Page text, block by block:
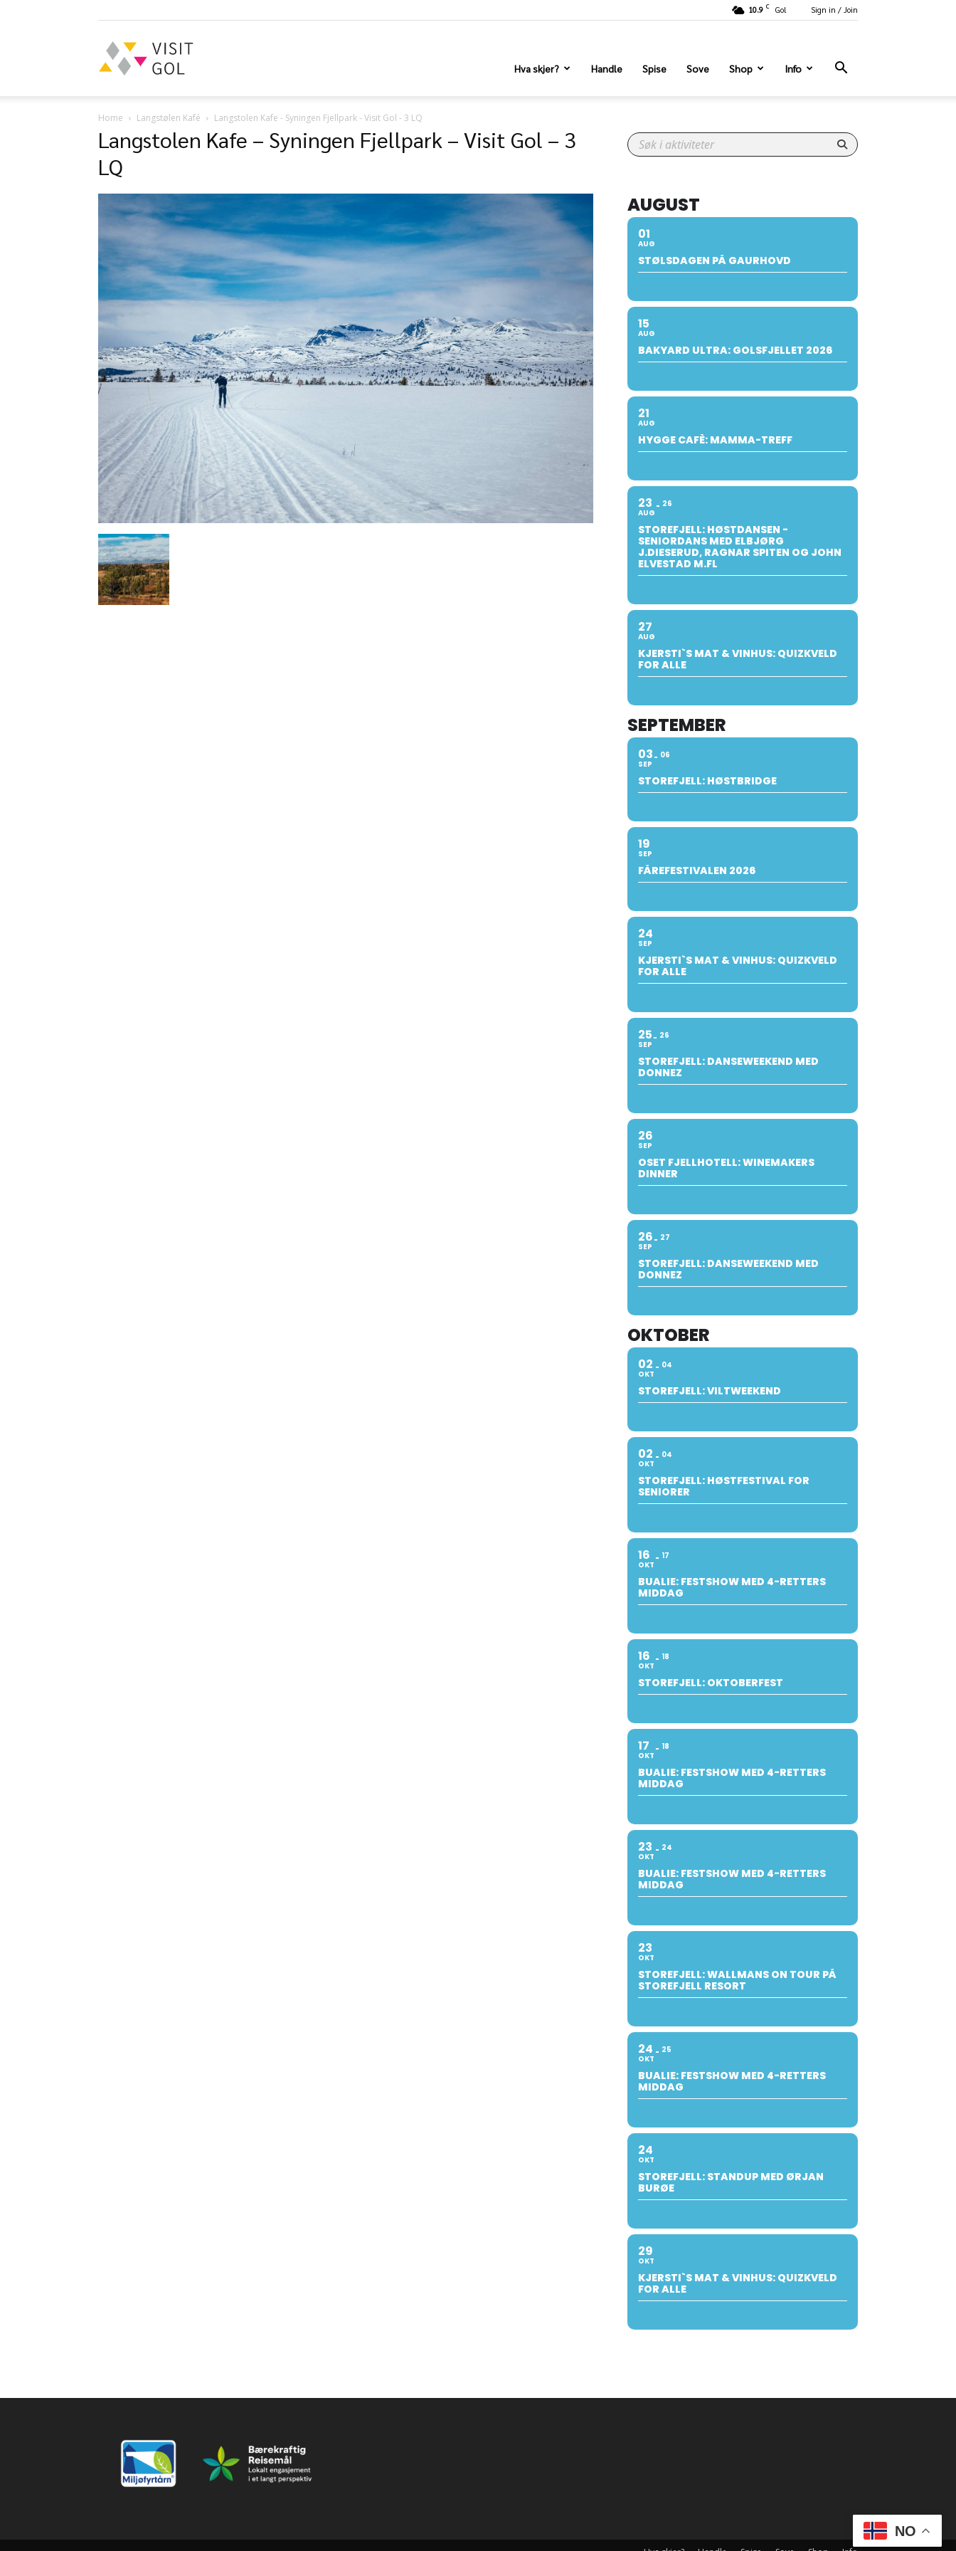
10.9 C Gol Sign in / Join
Gol
Hva skjer? Handle Spise Sove Shop Info
Home Langstølen Kafé Langstolen Kafe - Syningen Fjellpark - Visit Gol - 3 LQ
Langstolen Kafe – Syningen Fjellpark – Visit Gol – 3
LQ
AUGUST
01
AUG
STØLSDAGEN PÅ GAURHOVD
15
AUG
BAKYARD ULTRA: GOLSFJELLET 2026
21
AUG
HYGGE CAFÈ: MAMMA-TREFF
23
AUG
26
STOREFJELL: HØSTDANSEN -
SENIORDANS MED ELBJØRG
J.DIESERUD, RAGNAR SPITEN OG JOHN
ELVESTAD M.FL
27
AUG
KJERSTI`S MAT & VINHUS: QUIZKVELD
FOR ALLE
SEPTEMBER
03
SEP
06
STOREFJELL: HØSTBRIDGE
19
SEP
FÅREFESTIVALEN 2026
24
SEP
KJERSTI`S MAT & VINHUS: QUIZKVELD
FOR ALLE
25
SEP
26
STOREFJELL: DANSEWEEKEND MED
DONNEZ
26
SEP
OSET FJELLHOTELL: WINEMAKERS
DINNER
26
SEP
27
STOREFJELL: DANSEWEEKEND MED
DONNEZ
OKTOBER
02
OKT
04
STOREFJELL: VILTWEEKEND
02
OKT
04
STOREFJELL: HØSTFESTIVAL FOR
SENIORER
16
OKT
17
BUALIE: FESTSHOW MED 4-RETTERS
MIDDAG
16
OKT
18
STOREFJELL: OKTOBERFEST
17
OKT
18
BUALIE: FESTSHOW MED 4-RETTERS
MIDDAG
23
OKT
24
BUALIE: FESTSHOW MED 4-RETTERS
MIDDAG
23
OKT
STOREFJELL: WALLMANS ON TOUR PÅ
STOREFJELL RESORT
24
OKT
25
BUALIE: FESTSHOW MED 4-RETTERS
MIDDAG
24
OKT
STOREFJELL: STANDUP MED ØRJAN
BURØE
29
OKT
KJERSTI`S MAT & VINHUS: QUIZKVELD
FOR ALLE
NO